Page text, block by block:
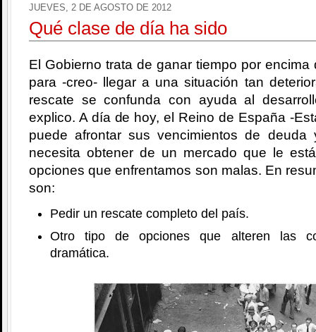
JUEVES, 2 DE AGOSTO DE 2012
Qué clase de día ha sido
El Gobierno trata de ganar tiempo por
para -creo- llegar a una situación tan
rescate se confunda con ayuda al
explico. A día de hoy, el Reino de España -
puede afrontar sus vencimientos de
necesita obtener de un mercado que le
opciones que enfrentamos son malas. En
son:
Pedir un rescate completo del país.
Otro tipo de opciones que alteren las
dramática.